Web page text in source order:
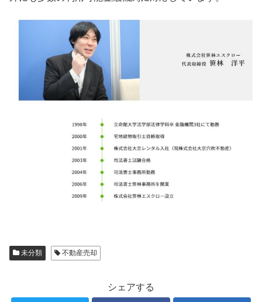
未分類 不動産売却
シェアする